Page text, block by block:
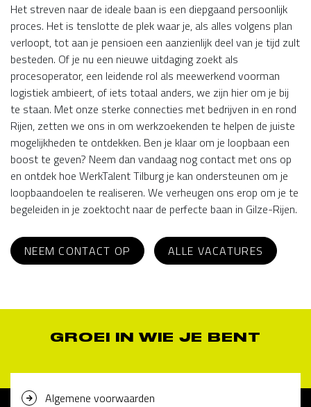
Het streven naar de ideale baan is een diepgaand persoonlijk
proces. Het is tenslotte de plek waar je, als alles volgens plan
verloopt, tot aan je pensioen een aanzienlijk deel van je tijd zult
besteden. Of je nu een nieuwe uitdaging zoekt als
procesoperator, een leidende rol als meewerkend voorman
logistiek ambieert, of iets totaal anders, we zijn hier om je bij
te staan. Met onze sterke connecties met bedrijven in en rond
Rijen, zetten we ons in om werkzoekenden te helpen de juiste
mogelijkheden te ontdekken. Ben je klaar om je loopbaan een
boost te geven? Neem dan vandaag nog contact met ons op
en ontdek hoe WerkTalent Tilburg je kan ondersteunen om je
loopbaandoelen te realiseren. We verheugen ons erop om je te
begeleiden in je zoektocht naar de perfecte baan in Gilze-Rijen.
NEEM CONTACT OP ALLE VACATURES
GROEI IN WIE JE BENT
Algemene voorwaarden